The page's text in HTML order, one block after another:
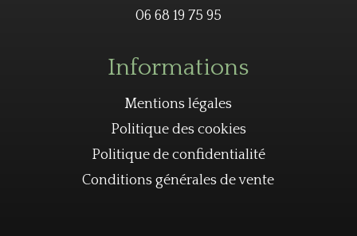
06 68 19 75 95
Informations
Mentions légales
Politique des cookies
Politique de confidentialité
Conditions générales de vente